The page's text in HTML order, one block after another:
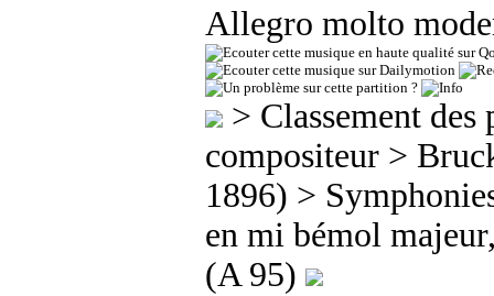
Allegro molto
> Classement
compositeur >
1896) >
en mi bémol
(A 95)